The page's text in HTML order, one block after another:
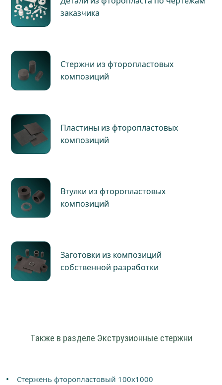
заказчика
Стержни из фторопластовых
композиций
Пластины из фторопластовых
композиций
Втулки из фторопластовых
композиций
Заготовки из композиций
собственной разработки
Также в разделе Экструзионные стержни
Стержень фторопластовый 100х1000